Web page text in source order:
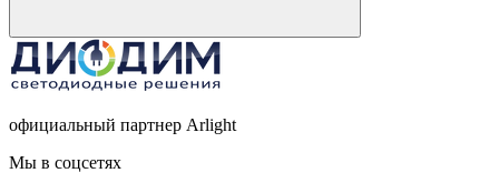
официальный партнер Arlight
Мы в соцсетях